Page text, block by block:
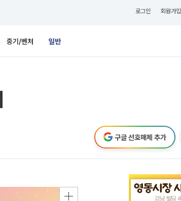
로그인 회원가입
중기/벤처 일반
구글 선호매체 추가